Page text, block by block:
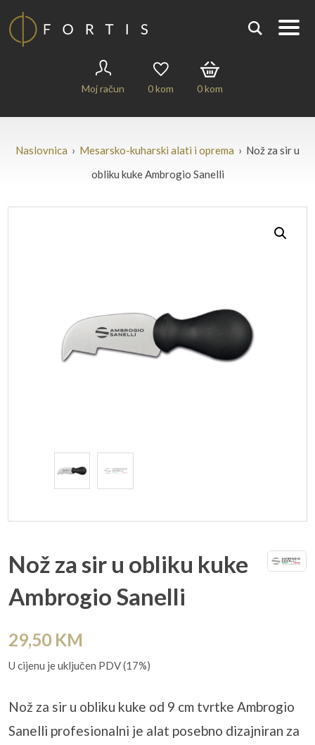
Moj račun 0kom 0kom
Naslovnica › Mesarsko-kuharski alati i oprema › Nož za sir u
obliku kuke Ambrogio Sanelli
Nož za sir u obliku kuke
Ambrogio Sanelli
29,50 KM
U cijenu je uključen PDV (17%)
Nož za sir u obliku kuke od 9 cm tvrtke Ambrogio
Sanelli profesionalni je alat posebno dizajniran za